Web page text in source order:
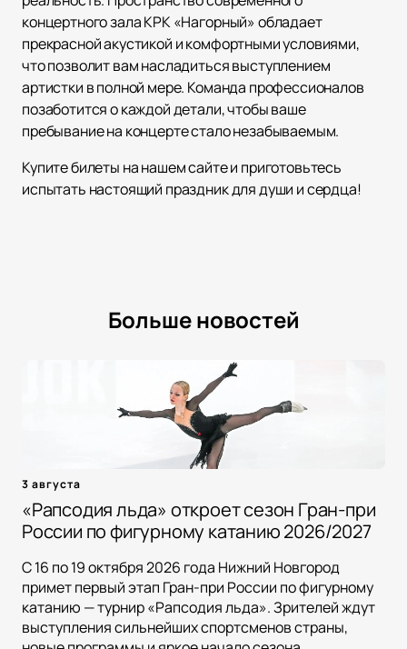
концертного зала КРК «Нагорный» обладает
прекрасной акустикой и комфортными условиями,
что позволит вам насладиться выступлением
артистки в полной мере. Команда профессионалов
позаботится о каждой детали, чтобы ваше
пребывание на концерте стало незабываемым.
Купите билеты на нашем сайте и приготовьтесь
испытать настоящий праздник для души и сердца!
Больше новостей
3 августа
«Рапсодия льда» откроет сезон Гран-при
России по фигурному катанию 2026/2027
С 16 по 19 октября 2026 года Нижний Новгород
примет первый этап Гран-при России по фигурному
катанию — турнир «Рапсодия льда». Зрителей ждут
выступления сильнейших спортсменов страны,